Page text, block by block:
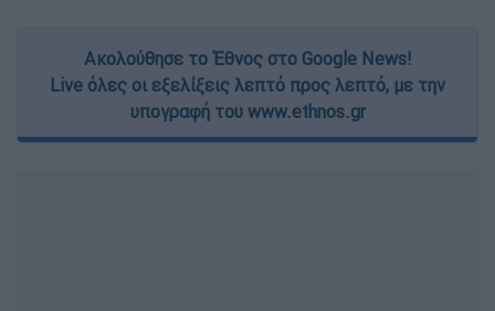
Ακολούθησε το Έθνος στο Google News!
Live όλες οι εξελίξεις λεπτό προς λεπτό, με την
υπογραφή του www.ethnos.gr